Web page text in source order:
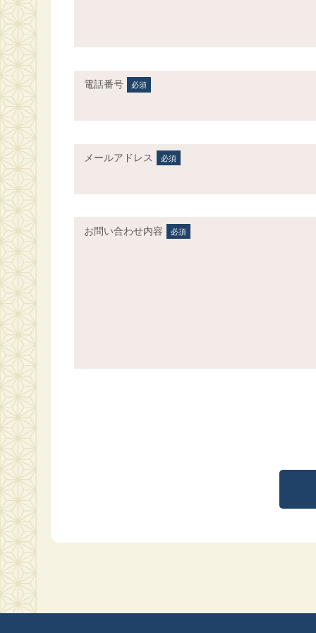
電話番号 必須
メールアドレス 必須
お問い合わせ内容 必須